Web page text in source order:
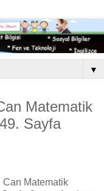
▼
Matematik
Sayfa
Can Matematik